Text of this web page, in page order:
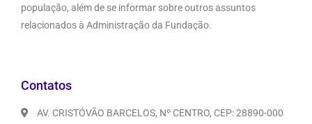
população, além de se informar sobre outros assuntos
relacionados à Administração da Fundação.
Contatos
AV. CRISTÓVÃO BARCELOS, Nº CENTRO, CEP: 28890-000